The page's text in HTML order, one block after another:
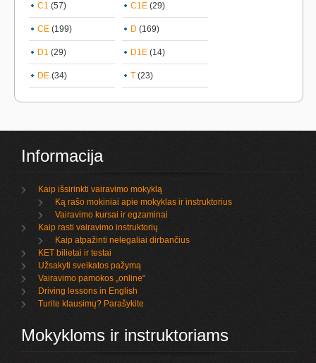
C1 (57) C1E (29)
CE (199) D (169)
D1 (29) D1E (14)
DE (34) T (23)
Informacija
Kaip išsirinkti vairavimo mokyklą
Ką rašo mokiniai apie mokyklas ir instruktorius
Vairavimo kursai ir egzaminai
Kaip rasti vairavimo instruktorių
Kaip atpažinti nelegaliai dirbančius
KET bilietai ir testai
Užsakyti sveikatos pažymą
Vairavimo pamokos „online“
Driving lessons in English
Turite klausimų? Parašykite
Mokykloms ir instruktoriams